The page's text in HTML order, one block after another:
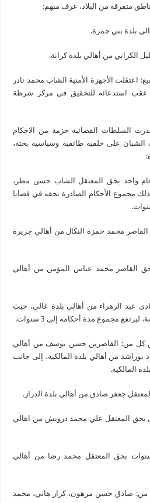
متفرقة من البلاد، عرف منهم:
بلدة بني جمرة.
الكراني من أهالي بلدة كرانة.
اعتقلت الأجهزة الأمنية الشاب محمد نادر
عقب استدعائه للتحقيق في مركز شرطة
السلطات القضائية حزمة من الاحكام
على خلفية طائفية وسياسية بحته،
واحد بحق المعتقل الشاب حسن مطر،
مجموع الأحكام الصادرة بحقه في قضايا
محمد حمزة النكال من أهالي جزيرة
القاصر محمد عباس المؤمن من أهالي
عبد الزهراء من أهالي بلدة عالي، حيث
مجموع مدة أحكامه إلى 3 سنوات.
كل من: القاصرين حسن يوسف من أهالي
بوراشد من أهالي بلدة المالكية، إلى جانب
المالكية.
جعفر صادق من أهالي بلدة الدراز.
بحق المعتقل علي محمد درويش من اهالي
بحق المعتقل محمد رضا من أهالي
صادق حسن مرهون، كرار هاني، محمد